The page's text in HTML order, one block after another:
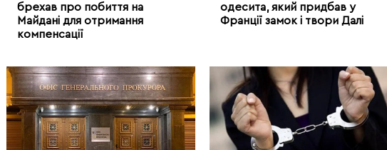
брехав про побиття на
Майдані для отримання
компенсації
одесита, який придбав у
Франції замок і твори Далі